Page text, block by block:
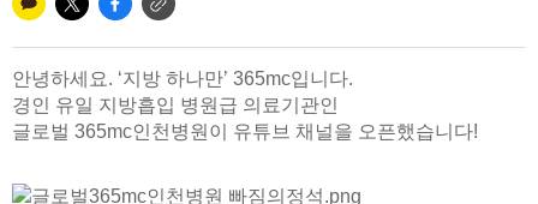
안녕하세요. ‘지방 하나만’ 365mc입니다.
경인 유일 지방흡입 병원급 의료기관인
글로벌 365mc인천병원이 유튜브 채널을 오픈했습니다!